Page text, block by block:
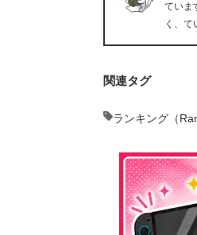
ていま
く、て
関連タグ
ランキング（